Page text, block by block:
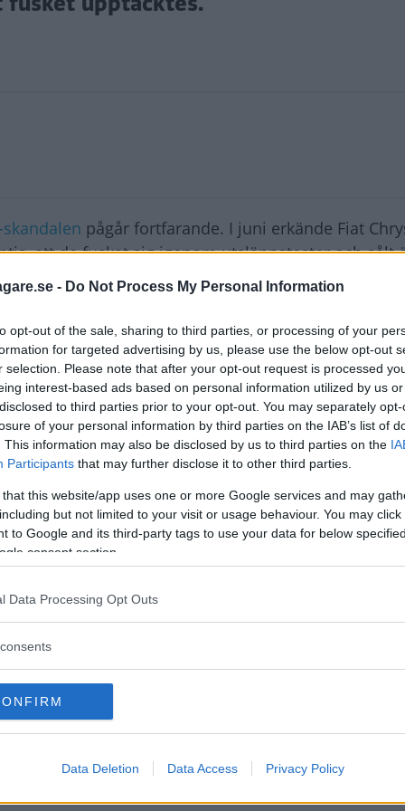
- Do Not Process My Personal Information
opt-out of the sale, sharing to third parties, or processing of your
for targeted advertising by us, please use the below opt-out
selection. Please note that after your opt-out request is processed
interest-based ads based on personal information utilized by us
to third parties prior to your opt-out. You may separately
of your personal information by third parties on the IAB’s list of
This information may also be disclosed by us to third parties on the
Participants that may further disclose it to other third parties.
that this website/app uses one or more Google services and may
but not limited to your visit or usage behaviour. You may
to Google and its third-party tags to use your data for below
consent section.
Data Processing Opt Outs
Data Deletion Data Access Privacy Policy
pågår fortfarande. I juni erkände Fiat
att de fuskat sig igenom utsläppstester och sålt
betala motsvarande tre miljarder kronor i böter,
i en kommentar att domen är ett resultat av en
är fast beslutet att hålla brottsliga företag
Automotive News.
påföljder i USA. De har också betalat
000 kunder som tillsammans stämde företaget i
och rapportera till myndigheterna att och hur de
för bedrägeri och för brott mot amerikanska
briserade, när det visade sig att Volkswagen
med sina dieselbilar med hjälp av mjukvara som
att bilarna i testerna hade betydligt mycket mindre